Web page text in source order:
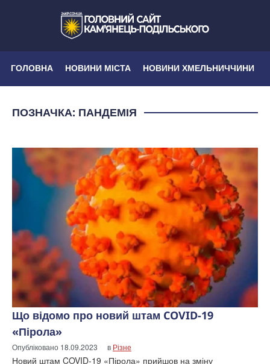
ГОЛОВНА НОВИНИ МІСТА НОВИНИ ХМЕЛЬНИЧЧИНИ
ПОЗНАЧКА: ПАНДЕМІЯ
Що відомо про новий штам COVID-19
«Пірола»
Опубліковано 18.09.2023 в Різне
Новий штам COVID-19 «Пірола» прийшов на зміну